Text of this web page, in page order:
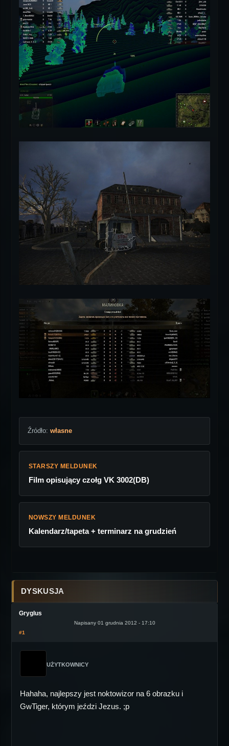
Źródło: własne
STARSZY MELDUNEK
Film opisujący czołg VK 3002(DB)
NOWSZY MELDUNEK
Kalendarz/tapeta + terminarz na grudzień
DYSKUSJA
Gryglus
Napisany 01 grudnia 2012 - 17:10
#1
UŻYTKOWNICY
Hahaha, najlepszy jest noktowizor na 6 obrazku i
GwTiger, którym jeździ Jezus. ;p